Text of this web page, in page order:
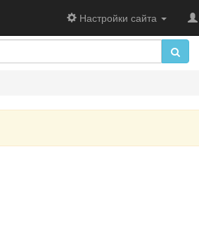
Настройки сайта